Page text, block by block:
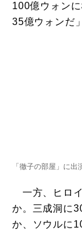
100億ウォン
35億ウォンだ
「徹子の部屋」に出
一方、ヒロ
か。三成洞に
か、ソウルに